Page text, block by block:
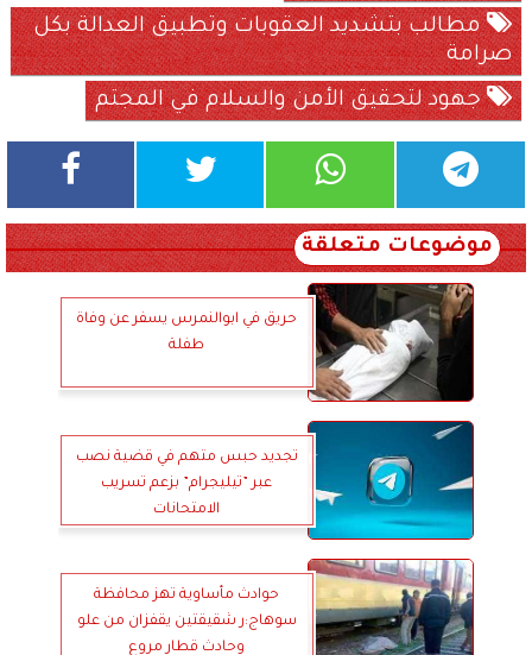
مطالب بتشديد العقوبات وتطبيق العدالة بكل
صرامة
جهود لتحقيق الأمن والسلام في المجتم
موضوعات متعلقة
حريق في ابوالنمرس يسفر عن وفاة
طفلة
تجديد حبس متهم في قضية نصب
عبر ”تيليجرام” بزعم تسريب
الامتحانات
حوادث مأساوية تهز محافظة
سوهاج:ر شقيقتين يقفزان من علو
وحادث قطار مروع